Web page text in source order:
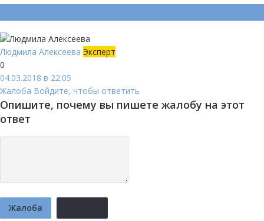
Людмила Алексеева Эксперт
0
04.03.2018 в 22:05
Жалоба Войдите, чтобы ответить
Опишите, почему вы пишете жалобу на этот
ответ
Жалоба